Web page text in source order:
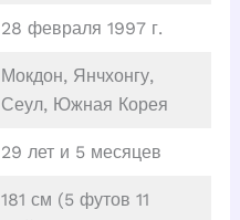
28 февраля 1997 г.
Мокдон, Янчхонгу,
Сеул, Южная Корея
29 лет и 5 месяцев
181 см (5 футов 11